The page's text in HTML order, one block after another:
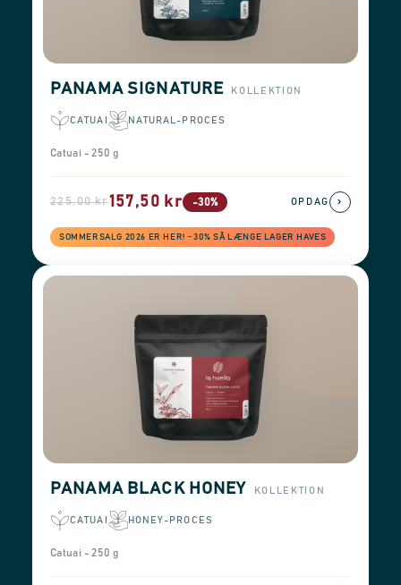
PANAMA SIGNATURE KOLLEKTION
CATUAI NATURAL-PROCES
Catuai - 250 g
225,00 kr157,50 kr -30%
SOMMERSALG 2026 ER HER! −30% SÅ LÆNGE LAGER HAVES
OPDAG ›
PANAMA BLACK HONEY KOLLEKTION
CATUAI HONEY-PROCES
Catuai - 250 g